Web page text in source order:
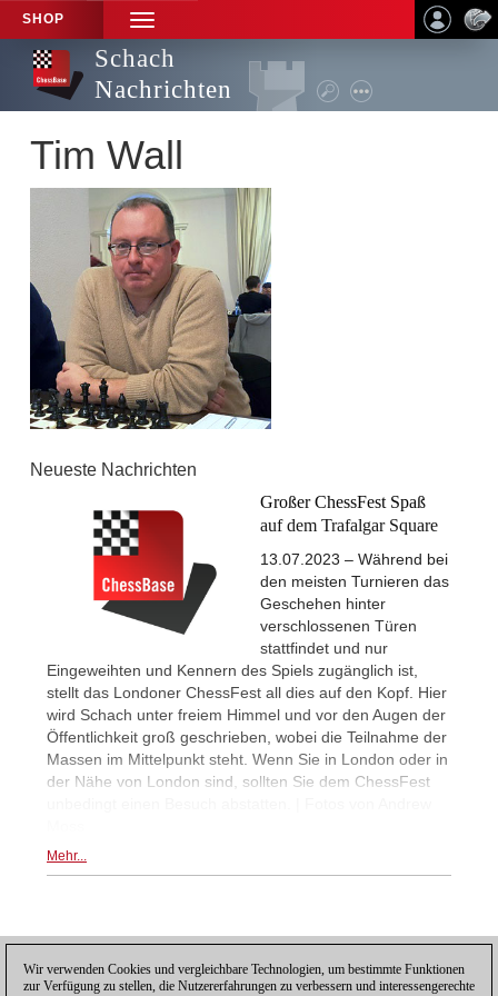
SHOP
TOGGLE
NAVIGATION
Schach
Nachrichten
Tim Wall
Neueste Nachrichten
Großer ChessFest Spaß
auf dem Trafalgar Square
13.07.2023 – Während bei
den meisten Turnieren das
Geschehen hinter
verschlossenen Türen
stattfindet und nur
Eingeweihten und Kennern des Spiels zugänglich ist,
stellt das Londoner ChessFest all dies auf den Kopf. Hier
wird Schach unter freiem Himmel und vor den Augen der
Öffentlichkeit groß geschrieben, wobei die Teilnahme der
Massen im Mittelpunkt steht. Wenn Sie in London oder in
der Nähe von London sind, sollten Sie dem ChessFest
Mehr...
Posting: 3 - 3
Wir verwenden Cookies und vergleichbare Technologien, um bestimmte Funktionen
zur Verfügung zu stellen, die Nutzererfahrungen zu verbessern und interessengerechte